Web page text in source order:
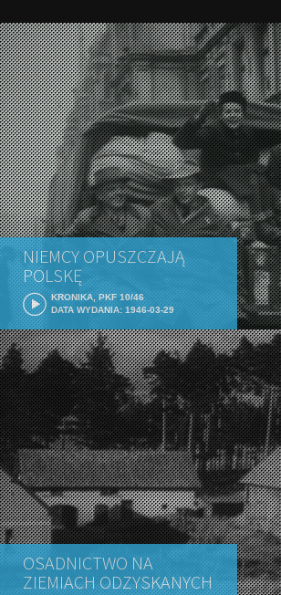
NIEMCY OPUSZCZAJĄ
POLSKĘ
KRONIKA, PKF 10/46
DATA WYDANIA: 1946-03-29
OSADNICTWO NA
ZIEMIACH ODZYSKANYCH